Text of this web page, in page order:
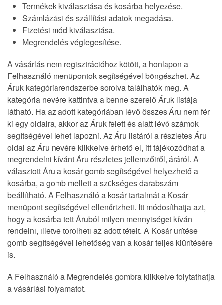
Termékek kiválasztása és kosárba helyezése.
Számlázási és szállítási adatok megadása.
Fizetési mód kiválasztása.
Megrendelés véglegesítése.
A vásárlás nem regisztrációhoz kötött, a honlapon a
Felhasználó menüpontok segítségével böngészhet. Az
Áruk kategóriarendszerbe sorolva találhatók meg. A
kategória nevére kattintva a benne szerelő Áruk listája
látható. Ha az adott kategóriában lévő összes Áru nem fér
ki egy oldalra, akkor az Áruk felett és alatt lévő számok
segítségével lehet lapozni. Az Áru listáról a részletes Áru
oldal az Áru nevére klikkelve érhető el, itt tájékozódhat a
megrendelni kívánt Áru részletes jellemzőiről, áráról. A
választott Áru a kosár gomb segítségével helyezhető a
kosárba, a gomb mellett a szükséges darabszám
beállítható. A Felhasználó a kosár tartalmát a Kosár
menüpont segítségével ellenőrizheti. Itt módosíthatja azt,
hogy a kosárba tett Áruból milyen mennyiséget kíván
rendelni, illetve törölheti az adott tételt. A Kosár ürítése
gomb segítségével lehetőség van a kosár teljes kiürítésére
is.
A Felhasználó a Megrendelés gombra klikkelve folytathatja
a vásárlási folyamatot.